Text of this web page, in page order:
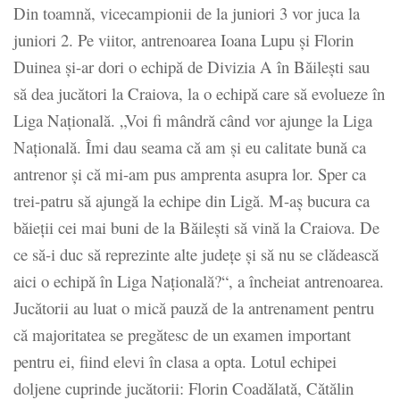
Din toamnă, vicecampionii de la juniori 3 vor juca la
juniori 2. Pe viitor, antrenoarea Ioana Lupu și Florin
Duinea și-ar dori o echipă de Divizia A în Băilești sau
să dea jucători la Craiova, la o echipă care să evolueze în
Liga Națională. „Voi fi mândră când vor ajunge la Liga
Națională. Îmi dau seama că am și eu calitate bună ca
antrenor și că mi-am pus amprenta asupra lor. Sper ca
trei-patru să ajungă la echipe din Ligă. M-aș bucura ca
băieţii cei mai buni de la Băilești să vină la Craiova. De
ce să-i duc să reprezinte alte județe și să nu se clădească
aici o echipă în Liga Națională?“, a încheiat antrenoarea.
Jucătorii au luat o mică pauză de la antrenament pentru
că majoritatea se pregătesc de un examen important
pentru ei, fiind elevi în clasa a opta. Lotul echipei
doljene cuprinde jucătorii: Florin Coadălată, Cătălin